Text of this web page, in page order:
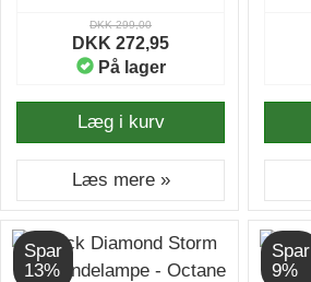
DKK 299,00
DKK 272,95
På lager
Læg i kurv
Læs mere »
Spar
13%
Spar
9%